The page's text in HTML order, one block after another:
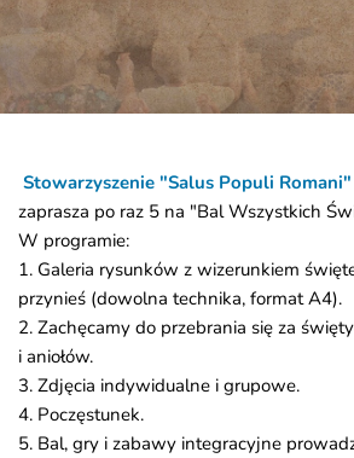
Stowarzyszenie "Salus Populi Romani"
zaprasza po raz 5 na "Bal Wszystkich
W programie:
1. Galeria rysunków z wizerunkiem
przynieś (dowolna technika, format A4).
2. Zachęcamy do przebrania się za
i aniołów.
3. Zdjęcia indywidualne i grupowe.
4. Poczęstunek.
5. Bal, gry i zabawy integracyjne